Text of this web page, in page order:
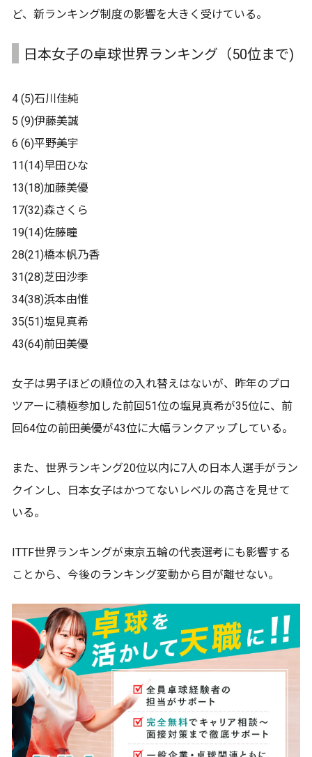
ど、新ランキング制度の影響を大きく受けている。
日本女子の卓球世界ランキング（50位まで)
4 (5)石川佳純
5 (9)伊藤美誠
6 (6)平野美宇
11(14)早田ひな
13(18)加藤美優
17(32)森さくら
19(14)佐藤瞳
28(21)橋本帆乃香
31(28)芝田沙季
34(38)浜本由惟
35(51)塩見真希
43(64)前田美優
女子は男子ほどの順位の入れ替えはないが、昨年のプロ
ツアーに積極参加した前回51位の塩見真希が35位に、前
回64位の前田美優が43位に大幅ランクアップしている。
また、世界ランキング20位以内に7人の日本人選手がラン
クインし、日本女子はかつてないレベルの高さを見せて
いる。
ITTF世界ランキングが東京五輪の代表選考にも影響する
ことから、今後のランキング変動から目が離せない。